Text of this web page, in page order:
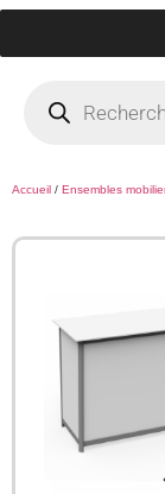
Accueil / Ensembles